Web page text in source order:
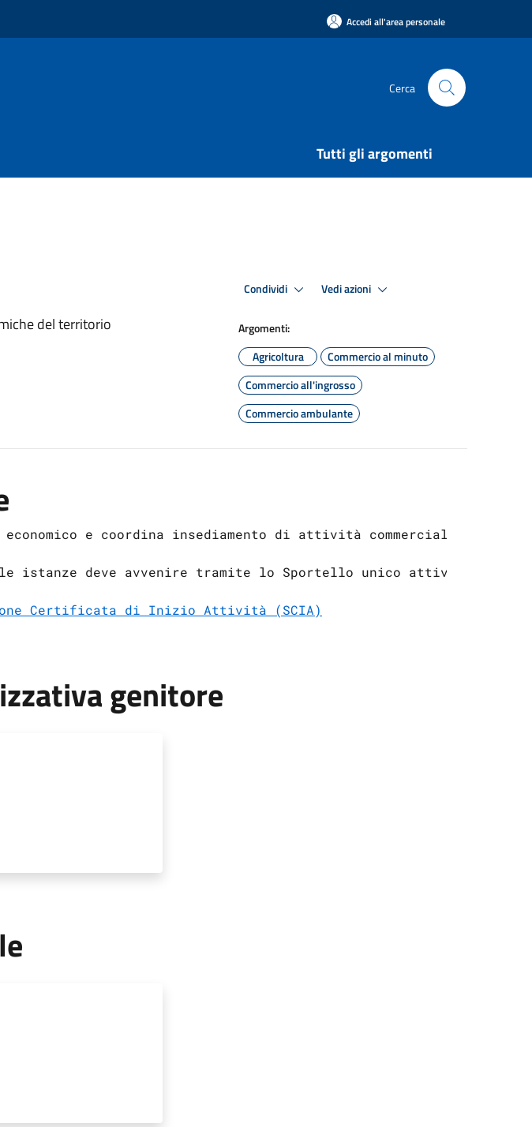
Accedi all'area personale
Cerca
Tutti gli argomenti
del territorio
Condividi Vedi azioni
Argomenti:
Agricoltura
Commercio al minuto
Commercio all'ingrosso
Commercio ambulante
economico e coordina insediamento di attività commerciali,
istanze deve avvenire tramite lo Sportello unico attività
Certificata di Inizio Attività (SCIA)
genitore